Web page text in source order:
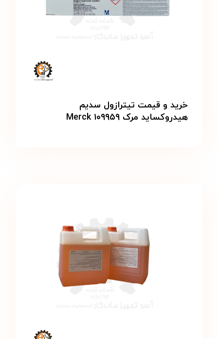
خرید و قیمت تیترازول سدیم
هیدروکساید مرک Merck ۱۰۹۹۵۹